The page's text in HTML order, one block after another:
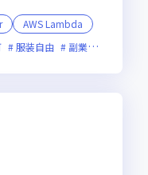
AWS Lambda
服装自由 副業可